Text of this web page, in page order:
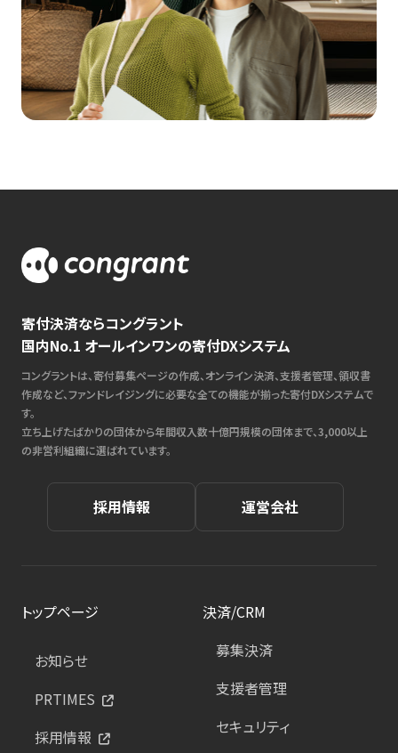
寄付決済ならコングラント
国内No.1 オールインワンの寄付DXシステム
コングラントは、寄付募集ページの作成、オンライン決済、支援者管理、領収書
作成など、ファンドレイジングに必要な全ての機能が揃った寄付DXシステムで
す。
立ち上げたばかりの団体から年間収入数十億円規模の団体まで、3,000以上
の非営利組織に選ばれています。
採用情報 運営会社
トップページ
お知らせ
PRTIMES
採用情報
決済/CRM
募集決済
支援者管理
セキュリティ